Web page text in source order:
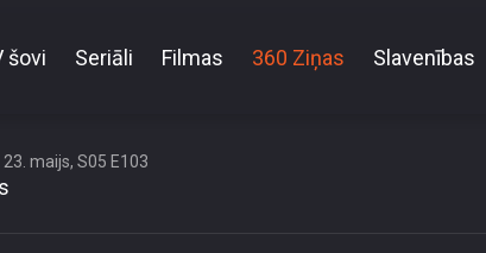
šovi Seriāli Filmas 360 Ziņas Slavenības
maijs, S05 E103